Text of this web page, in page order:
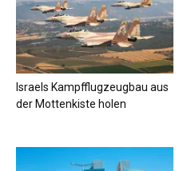
Israels Kampfflugzeugbau aus
der Mottenkiste holen